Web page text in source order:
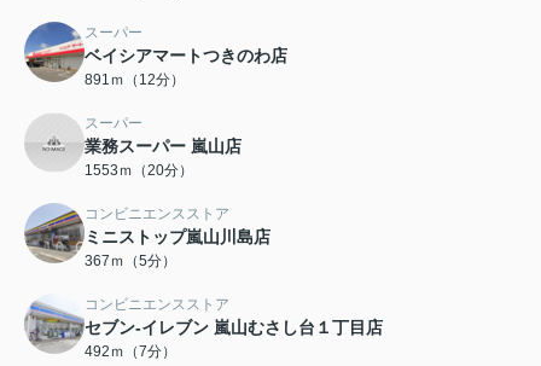
スーパー
ベイシアマートつきのわ店
891ｍ（12分）
スーパー
業務スーパー 嵐山店
1553ｍ（20分）
コンビニエンスストア
ミニストップ嵐山川島店
367ｍ（5分）
コンビニエンスストア
セブン‐イレブン 嵐山むさし台１丁目店
492ｍ（7分）